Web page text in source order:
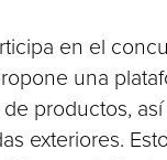
en el
una
productos,
exteriores.